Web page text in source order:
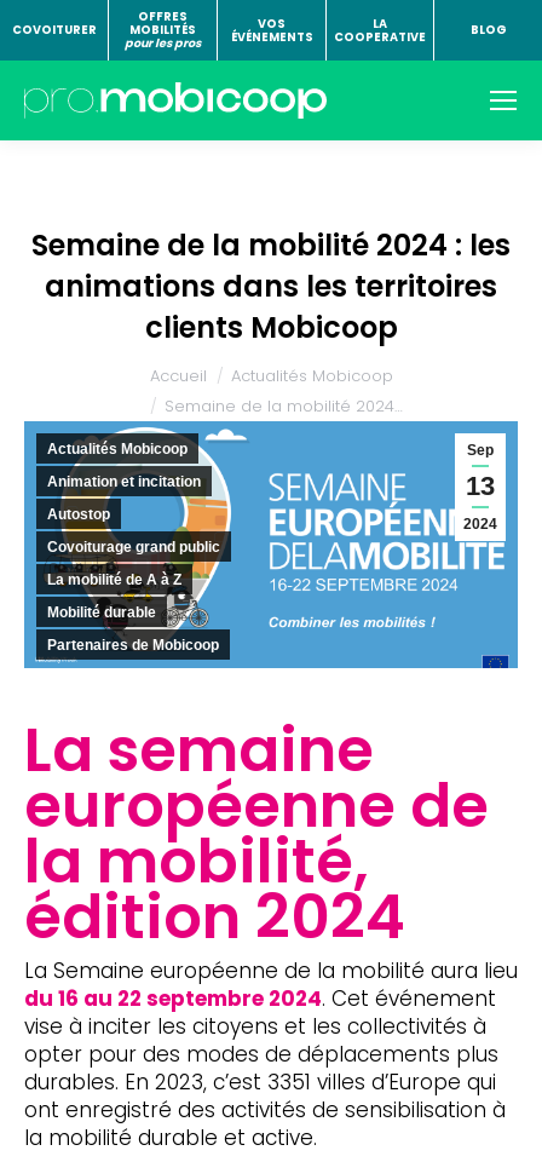
COVOITURER
OFFRES
MOBILITÉS
pour les pros
VOS
ÉVÉNEMENTS
LA
COOPERATIVE
BLOG
Semaine de la mobilité 2024 : les
animations dans les territoires
clients Mobicoop
Accueil
Actualités Mobicoop
Semaine de la mobilité 2024…
Sep
13
2024
Actualités Mobicoop
Animation et incitation
Autostop
Covoiturage grand public
La mobilité de A à Z
Mobilité durable
Partenaires de Mobicoop
La semaine
européenne de
la mobilité,
édition 2024
La Semaine européenne de la mobilité aura lieu
du 16 au 22 septembre 2024. Cet événement
vise à inciter les citoyens et les collectivités à
opter pour des modes de déplacements plus
durables. En 2023, c’est 3351 villes d’Europe qui
ont enregistré des activités de sensibilisation à
la mobilité durable et active.